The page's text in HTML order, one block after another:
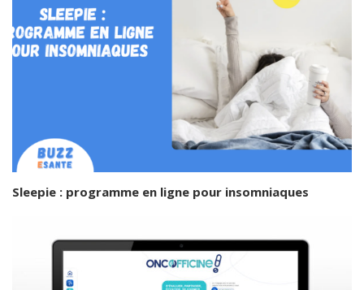
Sleepie : programme en ligne pour insomniaques